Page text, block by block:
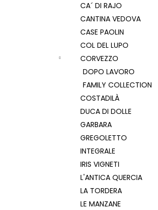
CA´ DI RAJO
CANTINA VEDOVA
CASE PAOLIN
COL DEL LUPO
CORVEZZO
DOPO LAVORO
FAMILY COLLECTION
COSTADILÀ
DUCA DI DOLLE
GARBARA
GREGOLETTO
INTEGRALE
IRIS VIGNETI
L'ANTICA QUERCIA
LA TORDERA
LE MANZANE